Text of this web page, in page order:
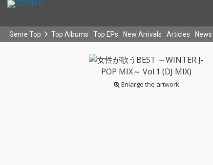
Genre Top Top Albums Top EPs New Arrivals Articles News
Enlarge the artwork